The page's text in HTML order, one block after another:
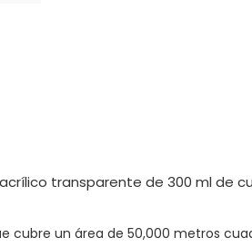
cubre un área de 50,000 metros